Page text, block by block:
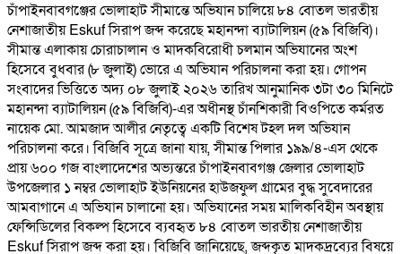
চাঁপাইনবাবগঞ্জের ভোলাহাট সীমান্তে অভিযান চালিয়ে ৮৪ বোতল ভারতীয়
নেশাজাতীয় Eskuf সিরাপ জব্দ করেছে মহানন্দা ব্যাটালিয়ন (৫৯ বিজিবি)।
সীমান্ত এলাকায় চোরাচালান ও মাদকবিরোধী চলমান অভিযানের অংশ
হিসেবে বুধবার (৮ জুলাই) ভোরে এ অভিযান পরিচালনা করা হয়। গোপন
সংবাদের ভিত্তিতে অদ্য ০৮ জুলাই ২০২৬ তারিখ আনুমানিক ৩টা ৩০ মিনিটে
মহানন্দা ব্যাটালিয়ন (৫৯ বিজিবি)-এর অধীনস্থ চাঁনশিকারী বিওপিতে কর্মরত
নায়েক মো. আমজাদ আলীর নেতৃত্বে একটি বিশেষ টহল দল অভিযান
পরিচালনা করে। বিজিবি সূত্রে জানা যায়, সীমান্ত পিলার ১৯৯/৪-এস থেকে
প্রায় ৬০০ গজ বাংলাদেশের অভ্যন্তরে চাঁপাইনবাবগঞ্জ জেলার ভোলাহাট
উপজেলার ১ নম্বর ভোলাহাট ইউনিয়নের হাউজফুল গ্রামের বুদ্ধ সুবেদারের
আমবাগানে এ অভিযান চালানো হয়। অভিযানের সময় মালিকবিহীন অবস্থায়
ফেন্সিডিলের বিকল্প হিসেবে ব্যবহৃত ৮৪ বোতল ভারতীয় নেশাজাতীয়
Eskuf সিরাপ জব্দ করা হয়। বিজিবি জানিয়েছে, জব্দকৃত মাদকদ্রব্যের বিষয়ে